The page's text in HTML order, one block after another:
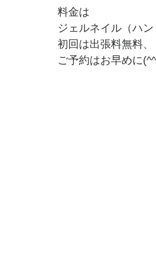
料金は
ジェルネイル（ハ
初回は出張料無料
ご予約はお早めに